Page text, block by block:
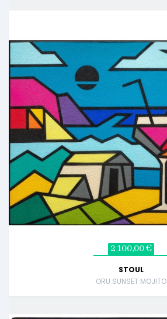
2 100,00 €
STOUL
ORU SUNSET MOJITO